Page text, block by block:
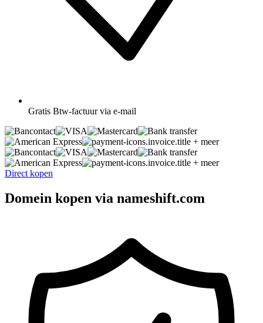
Gratis Btw-factuur via e-mail
+ meer
+ meer
Direct kopen
Domein kopen via nameshift.com